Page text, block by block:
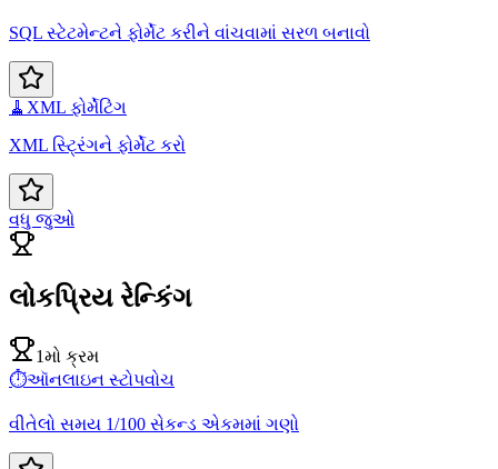
SQL સ્ટેટમેન્ટને ફોર્મેટ કરીને વાંચવામાં સરળ બનાવો
🧹 XML ફોર્મેટિંગ
XML સ્ટ્રિંગને ફોર્મેટ કરો
વધુ જુઓ
લોકપ્રિય રેન્કિંગ
1મો ક્રમ
⏱️ઑનલાઇન સ્ટોપવોચ
વીતેલો સમય 1/100 સેકન્ડ એકમમાં ગણો